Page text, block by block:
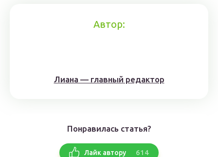
Автор:
Лиана — главный редактор
Понравилась статья?
Лайк автору 614